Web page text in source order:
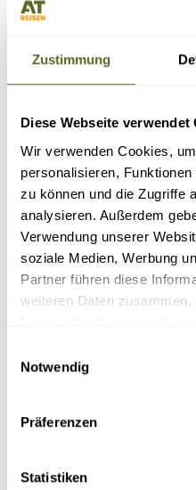
Zustimmung
Diese Webseite verwendet
Wir verwenden Cookies,
personalisieren,
zu können und die Zugriffe
analysieren. Außerdem
Verwendung unserer
soziale Medien, Werbung
Partner führen diese
weiteren Daten
Notwendig
Präferenzen
Statistiken
KONTAKTDATEN